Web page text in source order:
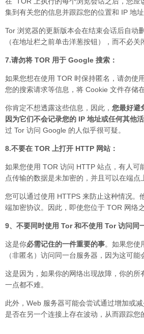
集到有关您的信息并跟踪您的位置和 IP 地址
Tor 浏览器的更新版本会在结束会话后自动
（在地址栏之前单击洋葱按钮），而不必关
7.请勿将 TOR 用于 Google 搜索：
如果您想在使用 TOR 时保持匿名，请勿使
您的搜索请求等信息，将 Cookie 文件存储
你肯定不想透露这些信息，因此， 您最好避
因为它们不会记录您的 IP 地址或任何其他
过 Tor 访问 Google 的人似乎很可疑。
8.不要在 TOR 上打开 HTTP 网站：
如果您使用 TOR 访问 HTTP 站点，有人
点传输的数据是未加密的，并且可以在端点
您可以通过使用 HTTPS 来防止这种情况。
端加密协议。因此，即使您位于 TOR 网络
9、不要同时使用 Tor 和不使用 Tor 访问同
这是你必需记住的一件重要的事。如果您使
（非匿名）访问同一台服务器，因为这可能
这是因为，如果你的网络出现故障，你的
一点都不难。
此外，Web 服务器可能会尝试通过增加或
是否在另一个连接上存在波动，从而跟踪您